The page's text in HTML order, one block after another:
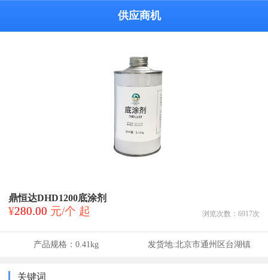
供应商机
鼎恒达DHD1200底涂剂
¥280.00 元/个 起 浏览次数： 6917次
产品规格：0.41kg 发货地:北京市通州区台湖镇
关键词